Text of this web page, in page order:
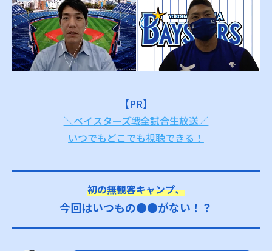
【PR】
＼ベイスターズ戦全試合生放送／
いつでもどこでも視聴できる！
初の無観客キャンプ、
今回はいつもの●●がない！？